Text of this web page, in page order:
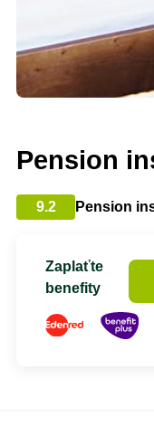
Pension
9.2 Pension
Zaplaťte
benefity